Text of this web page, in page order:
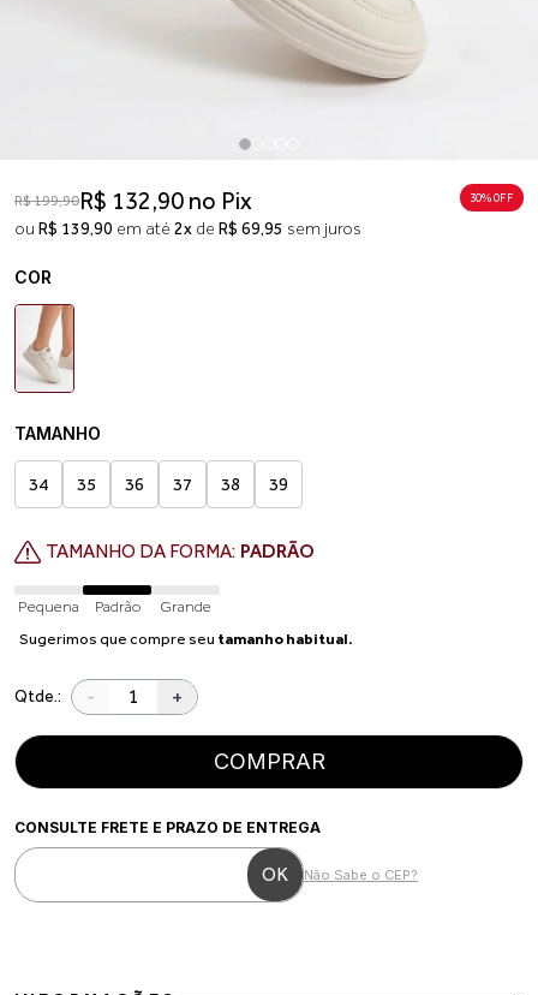
R$ 199,90R$ 132,90 no Pix
ou R$ 139,90 em até 2x de R$ 69,95 sem juros
30% 0FF
COR
TAMANHO
34 35 36 37 38 39
TAMANHO DA FORMA: PADRÃO
Pequena Padrão
Grande
Sugerimos que compre seu tamanho habitual.
Qtde.: - +
COMPRAR
CONSULTE FRETE E PRAZO DE ENTREGA
Não Sabe o CEP?